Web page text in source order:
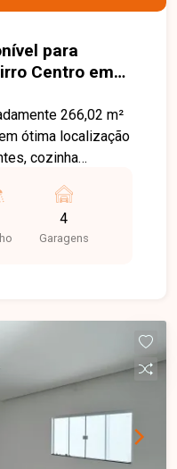
para
Centro em
266,02 m²
ótima localização
cozinha
social com
e ampla área de
e 4 vagas de
4
Garagens